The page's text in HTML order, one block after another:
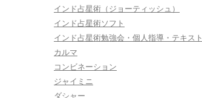
インド占星術（ジョーティッシュ）
インド占星術ソフト
インド占星術勉強会・個人指導・テキスト
カルマ
コンビネーション
ジャイミニ
ダシャー